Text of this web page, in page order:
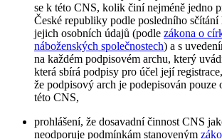
se k této CNS, kolik činí nejméně jedno
České republiky podle posledního
jejich osobních údajů (podle zákona o
náboženských společnostech) a s
na každém podpisovém archu, který
která sbírá podpisy pro účel její
že podpisový arch je podepisován pouze
této CNS,
prohlášení, že dosavadní činnost CNS
neodporuje podmínkám stanoveným